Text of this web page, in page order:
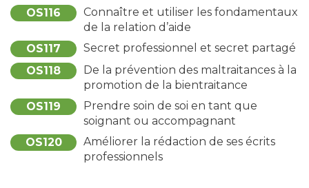
OS116
Connaître et utiliser les fondamentaux
de la relation d’aide
OS117
Secret professionnel et secret partagé
OS118
De la prévention des maltraitances à la
promotion de la bientraitance
OS119
Prendre soin de soi en tant que
soignant ou accompagnant
OS120
Améliorer la rédaction de ses écrits
professionnels